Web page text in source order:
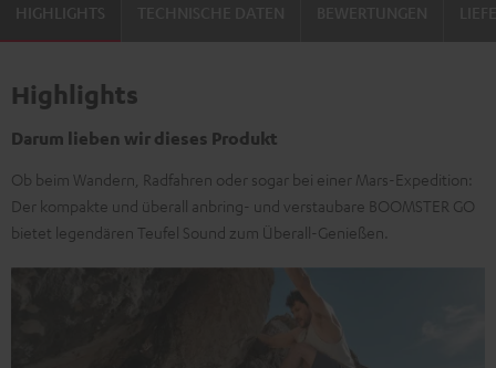
HIGHLIGHTS
Highlights
Darum lieben wir dieses Produkt
Ob beim Wandern, Radfahren oder sogar bei einer Mars-Expedition:
Der kompakte und überall anbring- und verstaubare BOOMSTER GO
bietet legendären Teufel Sound zum Überall-Genießen.